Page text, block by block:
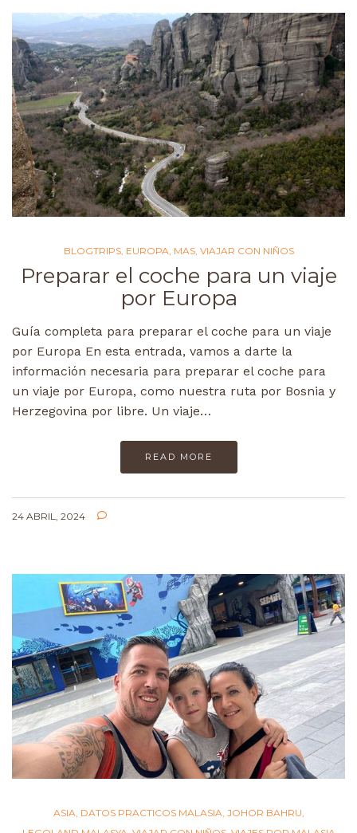
BLOGTRIPS, EUROPA, MAS, VIAJAR CON NIÑOS
Preparar el coche para un viaje
por Europa
Guía completa para preparar el coche para un viaje
por Europa En esta entrada, vamos a darte la
información necesaria para preparar el coche para
un viaje por Europa, como nuestra ruta por Bosnia y
Herzegovina por libre. Un viaje…
READ MORE
24 ABRIL, 2024
ASIA, DATOS PRACTICOS MALASIA, JOHOR BAHRU,